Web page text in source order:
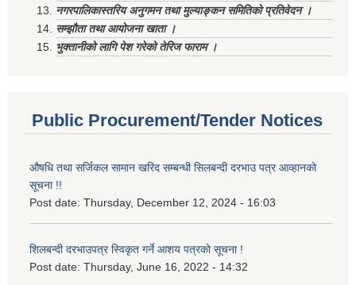
नगरपालिकास्तरिय अनुगमन तथा मुल्याङ्कन समितिको प्रतिवेदन ।
सम्झौता तथा आयोजना खाता ।
भुक्तानीको लागि पेश गरेको तेरिज फाराम ।
Public Procurement/Tender Notices
औषधि तथा सर्जिकल सामान खरिद सम्बन्धी सिलबन्दी दरभाउ पत्र आव्हानको
सूचना !!
Post date: Thursday, December 12, 2024 - 16:03
शिलबन्दी दरभाउपत्र स्विकृत गर्ने आशय पत्रको सूचना !
Post date: Thursday, June 16, 2022 - 14:32